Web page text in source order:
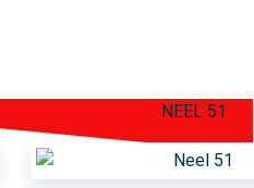
NEEL 51